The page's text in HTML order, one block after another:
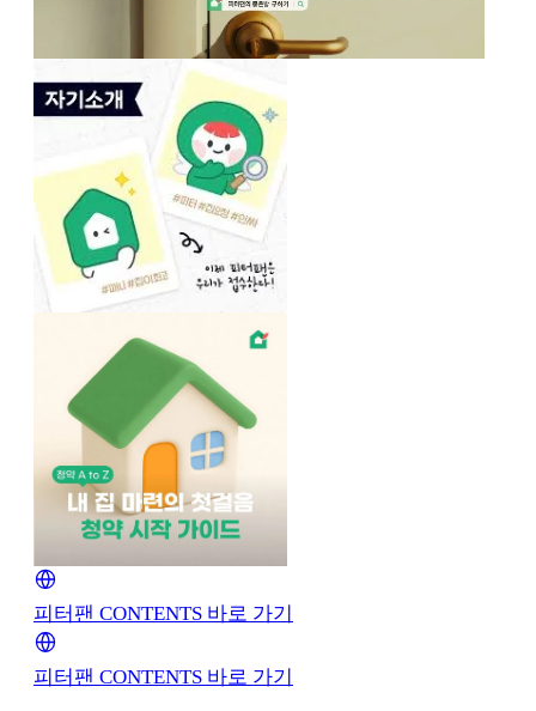
피터팬 CONTENTS 바로 가기
피터팬 CONTENTS 바로 가기